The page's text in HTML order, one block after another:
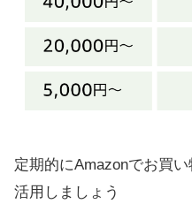
定期的にAmazonでお買
活用しましょう